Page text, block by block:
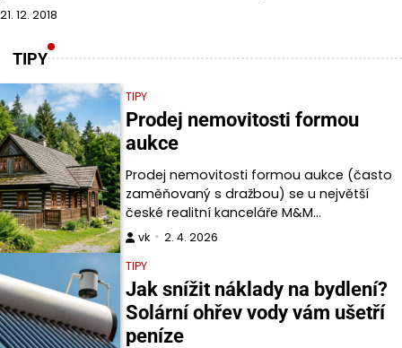
21. 12. 2018
TIPY
TIPY
Prodej nemovitosti formou
aukce
Prodej nemovitosti formou aukce (často
zaměňovaný s dražbou) se u největší
české realitní kanceláře M&M…
vk
2. 4. 2026
TIPY
Jak snížit náklady na bydlení?
Solární ohřev vody vám ušetří
peníze